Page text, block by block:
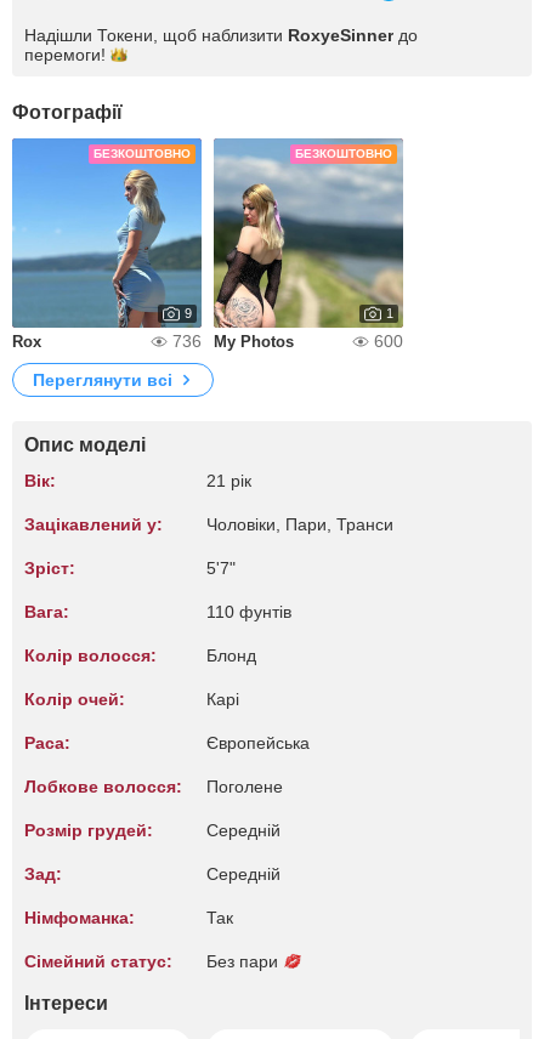
Надішли Токени, щоб наблизити RoxyeSinner до
перемоги!
Фотографії
БЕЗКОШТОВНО
9
Rox 736
БЕЗКОШТОВНО
1
My Photos
600
Переглянути всі
Опис моделі
Вік: 21 рік
Зацікавлений у: Чоловіки, Пари, Транси
Зріст: 5'7"
Вага: 110 фунтів
Колір волосся: Блонд
Колір очей: Карі
Раса: Європейська
Лобкове волосся: Поголене
Розмір грудей: Середній
Зад: Середній
Німфоманка: Так
Сімейний статус: Без пари
Інтереси